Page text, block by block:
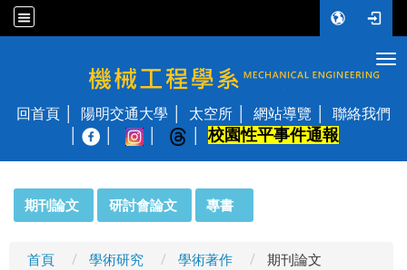
國立陽明交通大學 機械工程學系
回首頁 陽明交通大學 太空所 網站導覽
聯絡我們
校園性平事件通報
期刊論文 研討會論文 專書
首頁 學術研究 學術著作 期刊論文